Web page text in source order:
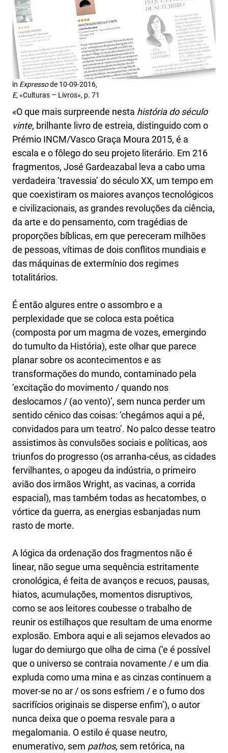
in Expressode 10-09-2016,
E, «Culturas — Livros», p. 71
«O que mais surpreende nesta história do século
vinte, brilhante livro de estreia, distinguido com o
Prémio INCM/Vasco Graça Moura 2015, é a
escala e o fôlego do seu projeto literário. Em 216
fragmentos, José Gardeazabal leva a cabo uma
verdadeira ‘travessia’ do século XX, um tempo em
que coexistiram os maiores avanços tecnológicos
e civilizacionais, as grandes revoluções da ciência,
da arte e do pensamento, com tragédias de
proporções bíblicas, em que pereceram milhões
de pessoas, vítimas de dois conflitos mundiais e
das máquinas de extermínio dos regimes
totalitários.
É então algures entre o assombro e a
perplexidade que se coloca esta poética
(composta por um magma de vozes, emergindo
do tumulto da História), este olhar que parece
planar sobre os acontecimentos e as
transformações do mundo, contaminado pela
‘excitação do movimento / quando nos
deslocamos / (ao vento)’, sem nunca perder um
sentido cénico das coisas: ‘chegámos aqui a pé,
convidados para um teatro’. No palco desse teatro
assistimos às convulsões sociais e políticas, aos
triunfos do progresso (os arranha-céus, as cidades
fervilhantes, o apogeu da indústria, o primeiro
avião dos irmãos Wright, as vacinas, a corrida
espacial), mas também todas as hecatombes, o
vórtice da guerra, as energias esbanjadas num
rasto de morte.
A lógica da ordenação dos fragmentos não é
linear, não segue uma sequência estritamente
cronológica, é feita de avanços e recuos, pausas,
hiatos, acumulações, momentos disruptivos,
como se aos leitores coubesse o trabalho de
reunir os estilhaços que resultam de uma enorme
explosão. Embora aqui e ali sejamos elevados ao
lugar do demiurgo que olha de cima (‘e é possível
que o universo se contraia novamente / e um dia
expluda como uma mina e as cinzas continuem a
mover-se no ar / os sons esfriem / e o fumo dos
sacrifícios originais se disperse enfim’), o autor
nunca deixa que o poema resvale para a
megalomania. O estilo é quase neutro,
enumerativo, sem pathos, sem retórica, na